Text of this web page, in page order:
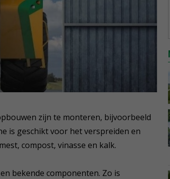
zijn te monteren, bijvoorbeeld
is geschikt voor het verspreiden en
compost, vinasse en kalk.
bekende componenten. Zo is